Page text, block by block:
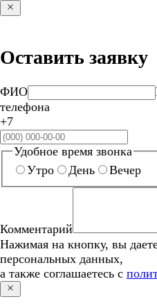
Оставить заявку
ФИО
телефона
+7
Удобное время звонка
Утро
День Вечер
Комментарий
Нажимая на кнопку, вы
персональных данных,
а также соглашаетесь с